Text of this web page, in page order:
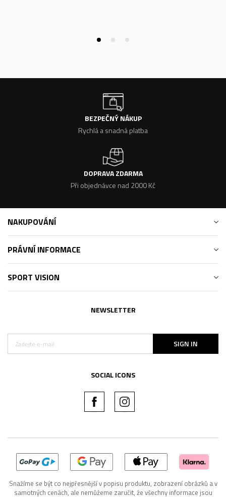
BEZPEČNÝ NÁKUP
Rychlá a snadná platba
DOPRAVA ZDARMA
Při objednávce nad 2000 Kč
NAKUPOVÁNÍ
PRÁVNÍ INFORMACE
SPORT VISION
NEWSLETTER
SIGN IN
SOCIAL ICONS
Snažíme se být co nejpřesnější v popisu produktu, zobrazení obrázků a v
samotných cenách, ale nemůžeme zaručit, že všechny informace jsou